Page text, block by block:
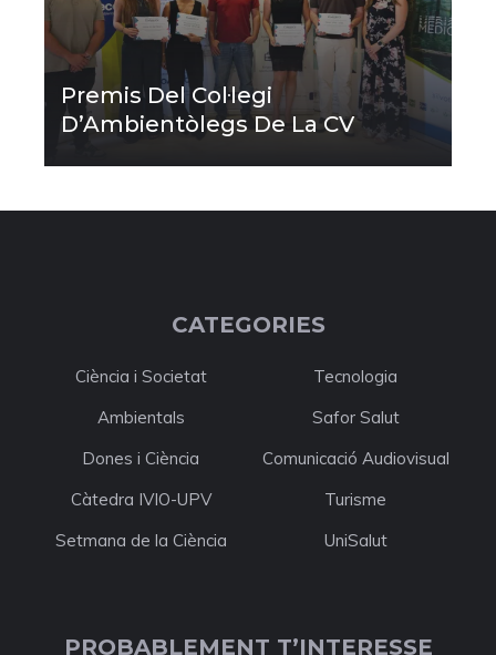
Premis Del Col·legi
D’Ambientòlegs De La CV
CATEGORIES
Ciència i Societat
Tecnologia
Ambientals
Safor Salut
Dones i Ciència
Comunicació Audiovisual
Càtedra IVIO-UPV
Turisme
Setmana de la Ciència
UniSalut
PROBABLEMENT T’INTERESSE